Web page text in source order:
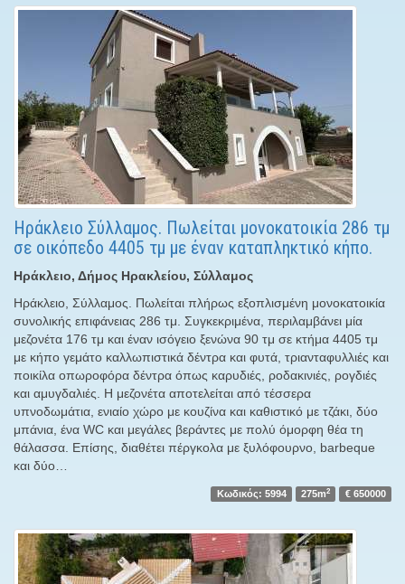
Ηράκλειο Σύλλαμος. Πωλείται μονοκατοικία 286 τμ
σε οικόπεδο 4405 τμ με έναν καταπληκτικό κήπο.
Ηράκλειο, Δήμος Ηρακλείου, Σύλλαμος
Ηράκλειο, Σύλλαμος. Πωλείται πλήρως εξοπλισμένη μονοκατοικία
συνολικής επιφάνειας 286 τμ. Συγκεκριμένα, περιλαμβάνει μία
μεζονέτα 176 τμ και έναν ισόγειο ξενώνα 90 τμ σε κτήμα 4405 τμ
με κήπο γεμάτο καλλωπιστικά δέντρα και φυτά, τριανταφυλλιές και
ποικίλα οπωροφόρα δέντρα όπως καρυδιές, ροδακινιές, ρογδιές
και αμυγδαλιές. Η μεζονέτα αποτελείται από τέσσερα
υπνοδωμάτια, ενιαίο χώρο με κουζίνα και καθιστικό με τζάκι, δύο
μπάνια, ένα WC και μεγάλες βεράντες με πολύ όμορφη θέα τη
θάλασσα. Επίσης, διαθέτει πέργκολα με ξυλόφουρνο, barbeque
και δύο…
Κωδικός: 5994 275m2 € 650000